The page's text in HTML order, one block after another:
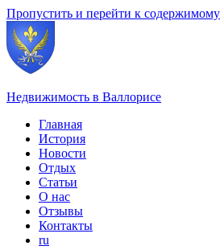
Пропустить и перейти к содержимому
Недвижимость в Валлорисе
Главная
История
Новости
Отдых
Статьи
О нас
Отзывы
Контакты
ru